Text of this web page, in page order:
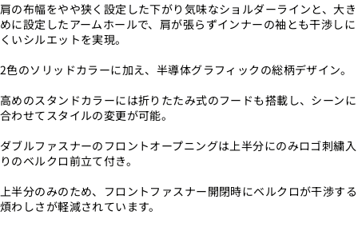
肩の布幅をやや狭く設定した下がり気味なショルダーラインと、大き
めに設定したアームホールで、肩が張らずインナーの袖とも干渉しに
くいシルエットを実現。
2色のソリッドカラーに加え、半導体グラフィックの総柄デザイン。
高めのスタンドカラーには折りたたみ式のフードも搭載し、シーンに
合わせてスタイルの変更が可能。
ダブルファスナーのフロントオープニングは上半分にのみロゴ刺繍入
りのベルクロ前立て付き。
上半分のみのため、フロントファスナー開閉時にベルクロが干渉する
煩わしさが軽減されています。